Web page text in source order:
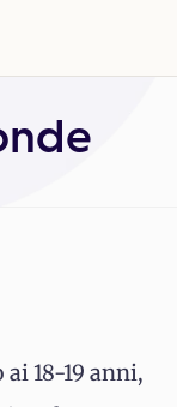
18-19 anni,